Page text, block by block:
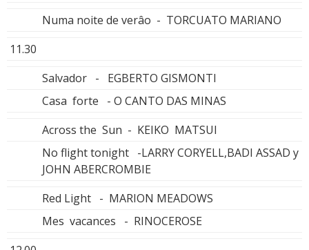
Numa noite de verâo - TORCUATO MARIANO
11.30
Salvador - EGBERTO GISMONTI
Casa forte - O CANTO DAS MINAS
Across the Sun - KEIKO MATSUI
No flight tonight -LARRY CORYELL,BADI ASSAD y
JOHN ABERCROMBIE
Red Light - MARION MEADOWS
Mes vacances - RINOCEROSE